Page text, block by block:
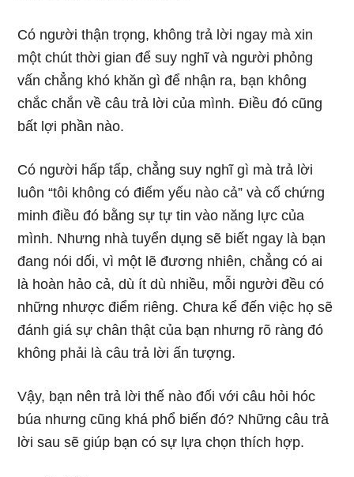
Có người thận trọng, không trả lời ngay mà xin
một chút thời gian để suy nghĩ và người phỏng
vấn chẳng khó khăn gì để nhận ra, bạn không
chắc chắn về câu trả lời của mình. Điều đó cũng
bất lợi phần nào.
Có người hấp tấp, chẳng suy nghĩ gì mà trả lời
luôn “tôi không có điếm yếu nào cả” và cố chứng
minh điều đó bằng sự tự tin vào năng lực của
mình. Nhưng nhà tuyển dụng sẽ biết ngay là bạn
đang nói dối, vì một lẽ đương nhiên, chẳng có ai
là hoàn hảo cả, dù ít dù nhiều, mỗi người đều có
những nhược điểm riêng. Chưa kể đến việc họ sẽ
đánh giá sự chân thật của bạn nhưng rõ ràng đó
không phải là câu trả lời ấn tượng.
Vậy, bạn nên trả lời thế nào đối với câu hỏi hóc
búa nhưng cũng khá phổ biến đó? Những câu trả
lời sau sẽ giúp bạn có sự lựa chọn thích hợp.